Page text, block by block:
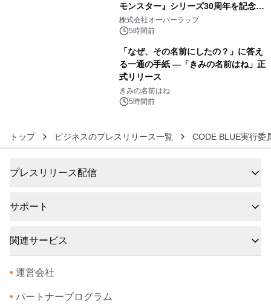
モンスター』シリーズ30周年を記念し
た画集『ポケットモンスター ビジュア
ルアートブック』の発売決定！ 2026
株式会社オーバーラップ
5時間前
「なぜ、その名前にしたの？」に答え
る一通の手紙 ―「きみの名前はね」正
式リリース
きみの名前はね
5時間前
トップ ビジネスのプレスリリース一覧 CODE BLUE実行委
プレスリリース配信
サポート
関連サービス
• 運営会社
• パートナープログラム